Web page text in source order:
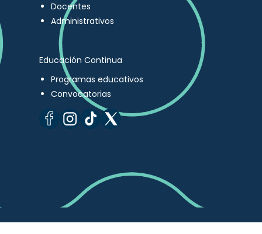
Docentes
Administrativos
Educación Continua
Programas educativos
Convocatorias